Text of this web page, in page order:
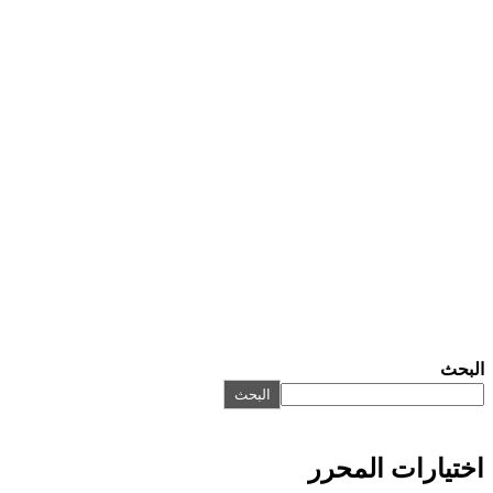
البحث
البحث
اختيارات المحرر